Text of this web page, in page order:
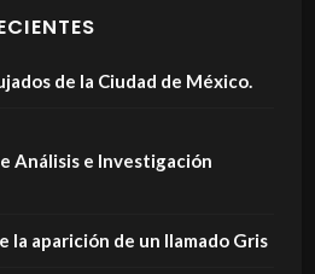
de la Ciudad de México.
Análisis e Investigación
la aparición de un llamado Gris